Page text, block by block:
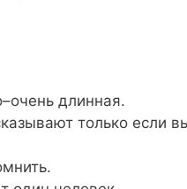
длинная.
только если